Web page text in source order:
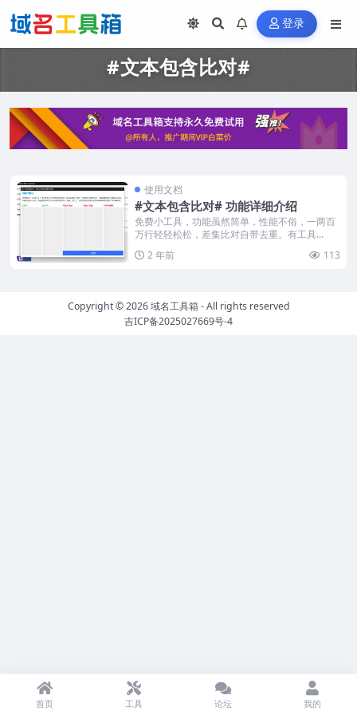
登录
#文本包含比对#
使用文档
#文本包含比对# 功能详细介绍
免费小工具，功能虽然简单，性能不俗，一两百
万行轻轻松松，差集比对自带去重。有工具...
2 年前
113
Copyright © 2026域名工具箱 - All rights reserved
吉ICP备2025027669号-4
首页 工具 论坛 我的